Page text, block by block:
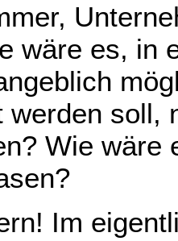
wäre es, in
werden soll,
Wie wäre
Im